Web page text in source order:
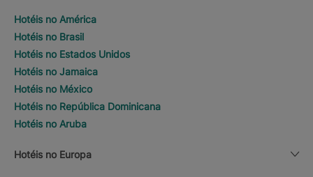
Hotéis no América
Hotéis no Brasil
Hotéis no Estados Unidos
Hotéis no Jamaica
Hotéis no México
Hotéis no República Dominicana
Hotéis no Aruba
Hotéis no Europa